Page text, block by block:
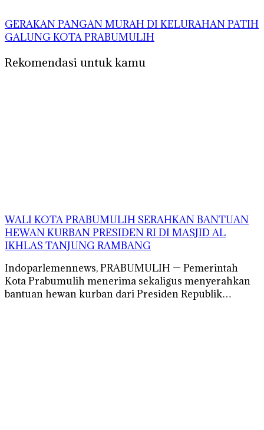
GERAKAN PANGAN MURAH DI KELURAHAN PATIH
GALUNG KOTA PRABUMULIH
Rekomendasi untuk kamu
WALI KOTA PRABUMULIH SERAHKAN BANTUAN
HEWAN KURBAN PRESIDEN RI DI MASJID AL
IKHLAS TANJUNG RAMBANG
Indoparlemennews, PRABUMULIH — Pemerintah
Kota Prabumulih menerima sekaligus menyerahkan
bantuan hewan kurban dari Presiden Republik…